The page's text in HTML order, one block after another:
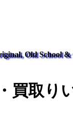
Old School &
買取り